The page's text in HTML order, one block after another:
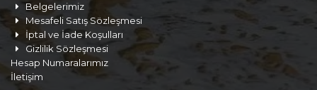
Belgelerimiz
Mesafeli Satış Sözleşmesi
İptal ve İade Koşulları
Gizlilik Sözleşmesi
Hesap Numaralarımız
İletişim